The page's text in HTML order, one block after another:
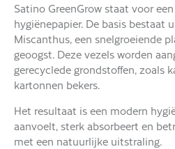
Satino GreenGrow staat voor
hygiënepapier. De basis bestaat
Miscanthus, een snelgroeiende
geoogst. Deze vezels worden
gerecyclede grondstoffen, zoals
kartonnen bekers.
Het resultaat is een modern
aanvoelt, sterk absorbeert en
met een natuurlijke uitstraling.